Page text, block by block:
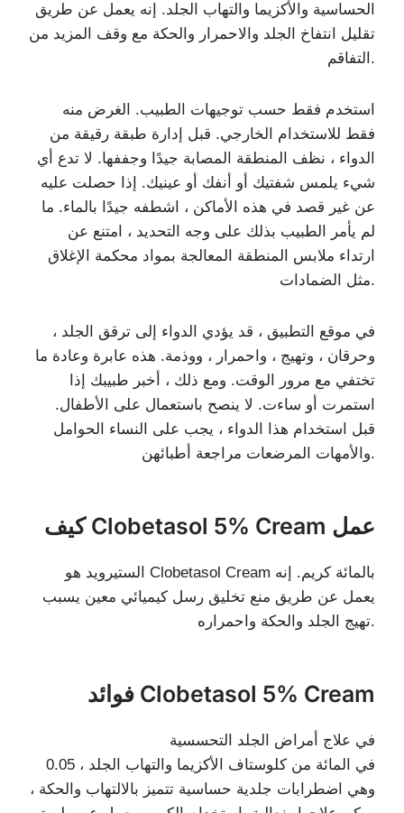
الحساسية والأكزيما والتهاب الجلد. إنه يعمل عن طريق
تقليل انتفاخ الجلد والاحمرار والحكة مع وقف المزيد من
التفاقم.
استخدم فقط حسب توجيهات الطبيب. الغرض منه
فقط للاستخدام الخارجي. قبل إدارة طبقة رقيقة من
الدواء ، نظف المنطقة المصابة جيدًا وجففها. لا تدع أي
شيء يلمس شفتيك أو أنفك أو عينيك. إذا حصلت عليه
عن غير قصد في هذه الأماكن ، اشطفه جيدًا بالماء. ما
لم يأمر الطبيب بذلك على وجه التحديد ، امتنع عن
ارتداء ملابس المنطقة المعالجة بمواد محكمة الإغلاق
مثل الضمادات.
في موقع التطبيق ، قد يؤدي الدواء إلى ترقق الجلد ،
وحرقان ، وتهيج ، واحمرار ، ووذمة. هذه عابرة وعادة ما
تختفي مع مرور الوقت. ومع ذلك ، أخبر طبيبك إذا
استمرت أو ساءت. لا ينصح باستعمال على الأطفال.
قبل استخدام هذا الدواء ، يجب على النساء الحوامل
والأمهات المرضعات مراجعة أطبائهن.
كيف Clobetasol 5% Cream عمل
الستيرويد هو Clobetasol Cream بالمائة كريم. إنه
يعمل عن طريق منع تخليق رسل كيميائي معين يسبب
تهيج الجلد والحكة واحمراره.
فوائد Clobetasol 5% Cream
في علاج أمراض الجلد التحسسية
0.05 في المائة من كلوستاف الأكزيما والتهاب الجلد ،
وهي اضطرابات جلدية حساسية تتميز بالالتهاب والحكة ،